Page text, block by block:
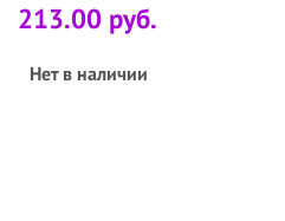
213.00 руб.
Нет в наличии